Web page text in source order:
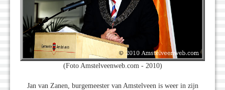
(Foto Amstelveenweb.com - 2010)
Jan van Zanen, burgemeester van Amstelveen is weer in zijn